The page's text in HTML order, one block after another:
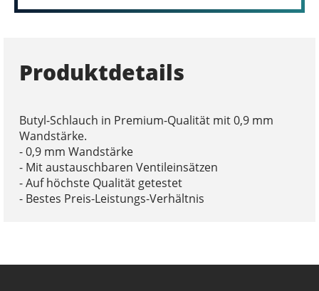
Produktdetails
Butyl-Schlauch in Premium-Qualität mit 0,9 mm
Wandstärke.
- 0,9 mm Wandstärke
- Mit austauschbaren Ventileinsätzen
- Auf höchste Qualität getestet
- Bestes Preis-Leistungs-Verhältnis